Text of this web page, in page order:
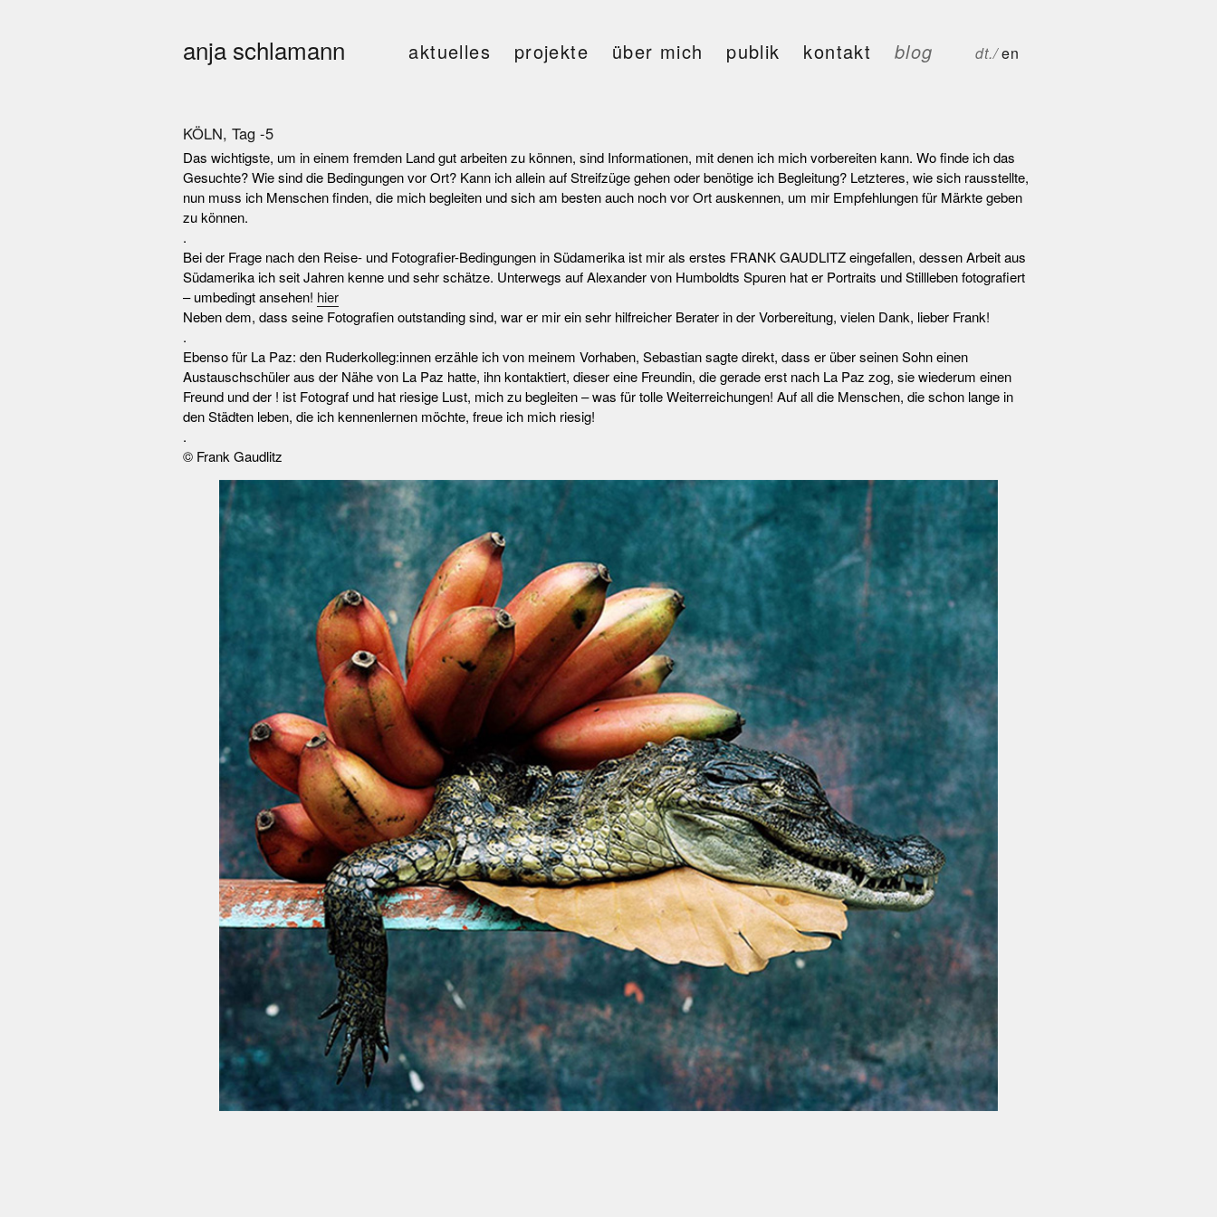
anja schlamann aktuelles projekte über mich publik kontakt blog dt./en
KÖLN, Tag -5
Das wichtigste, um in einem fremden Land gut arbeiten zu können, sind Informationen, mit denen ich mich vorbereiten kann. Wo finde ich das
Gesuchte? Wie sind die Bedingungen vor Ort? Kann ich allein auf Streifzüge gehen oder benötige ich Begleitung? Letzteres, wie sich rausstellte,
nun muss ich Menschen finden, die mich begleiten und sich am besten auch noch vor Ort auskennen, um mir Empfehlungen für Märkte geben
zu können.
.
Bei der Frage nach den Reise- und Fotografier-Bedingungen in Südamerika ist mir als erstes FRANK GAUDLITZ eingefallen, dessen Arbeit aus
Südamerika ich seit Jahren kenne und sehr schätze. Unterwegs auf Alexander von Humboldts Spuren hat er Portraits und Stillleben fotografiert
– umbedingt ansehen! hier
Neben dem, dass seine Fotografien outstanding sind, war er mir ein sehr hilfreicher Berater in der Vorbereitung, vielen Dank, lieber Frank!
.
Ebenso für La Paz: den Ruderkolleg:innen erzähle ich von meinem Vorhaben, Sebastian sagte direkt, dass er über seinen Sohn einen
Austauschschüler aus der Nähe von La Paz hatte, ihn kontaktiert, dieser eine Freundin, die gerade erst nach La Paz zog, sie wiederum einen
Freund und der ! ist Fotograf und hat riesige Lust, mich zu begleiten – was für tolle Weiterreichungen! Auf all die Menschen, die schon lange in
den Städten leben, die ich kennenlernen möchte, freue ich mich riesig!
.
© Frank Gaudlitz